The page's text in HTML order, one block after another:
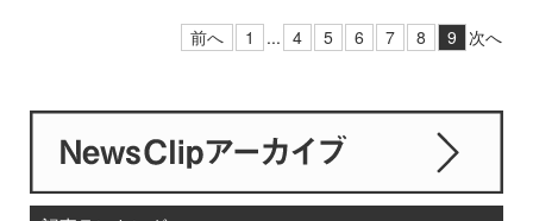
前へ 1 ... 4 5 6 7 8 9 次へ